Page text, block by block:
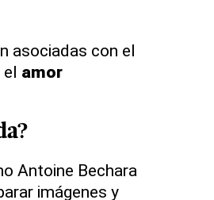
asociadas con el
amor
Antoine Bechara
imágenes y